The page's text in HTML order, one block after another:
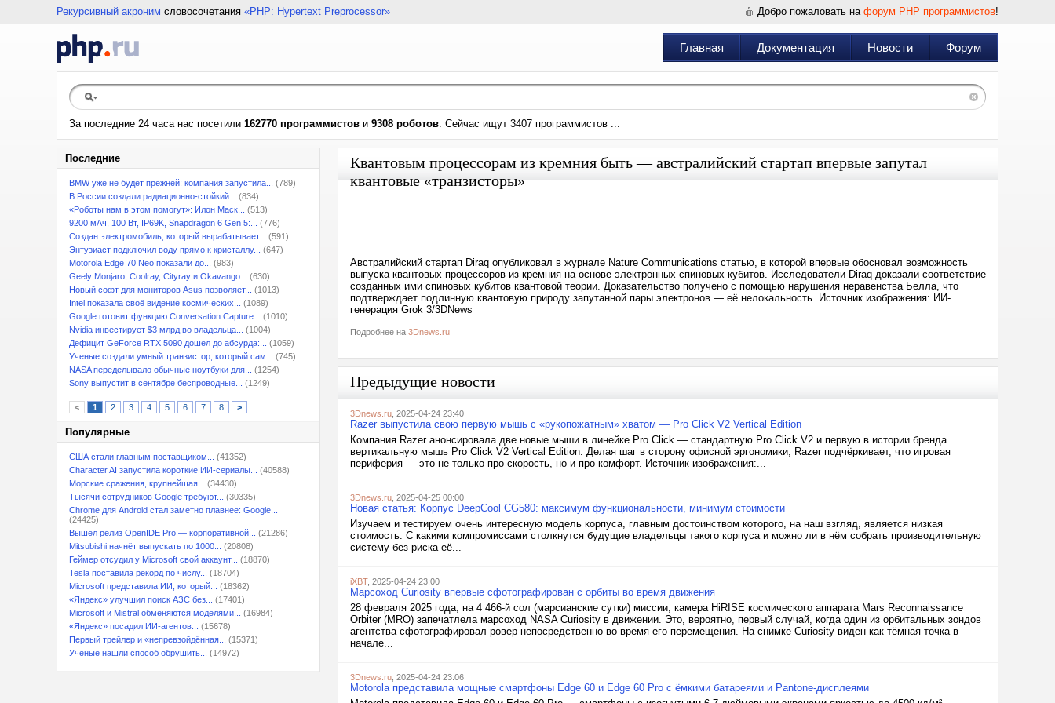
Рекурсивный акроним словосочетания «PHP: Hypertext Preprocessor» Добро пожаловать на форум PHP программистов!
Главная Документация Новости Форум
За последние 24 часа нас посетили 162770 программистов и 9308 роботов. Сейчас ищут 3407 программистов ...
Последние
BMW уже не будет прежней: компания запустила...
(789)
В России создали радиационно-стойкий...
(834)
«Роботы нам в этом помогут»: Илон Маск...
(513)
9200 мАч, 100 Вт, IP69K, Snapdragon 6 Gen 5:...
(776)
Создан электромобиль, который вырабатывает...
(591)
Энтузиаст подключил воду прямо к кристаллу...
(647)
Motorola Edge 70 Neo показали до...
(983)
Geely Monjaro, Coolray, Cityray и Okavango...
(630)
Новый софт для мониторов Asus позволяет...
(1013)
Intel показала своё видение космических...
(1089)
Google готовит функцию Conversation Capture...
(1010)
Nvidia инвестирует $3 млрд во владельца...
(1004)
Дефицит GeForce RTX 5090 дошел до абсурда:...
(1059)
Ученые создали умный транзистор, который сам...
(745)
NASA переделывало обычные ноутбуки для...
(1254)
Sony выпустит в сентябре беспроводные...
(1249)
< 1 2 3 4 5 6 7 8 >
Популярные
США стали главным поставщиком...
(41352)
Character.AI запустила короткие ИИ-сериалы...
(40588)
Морские сражения, крупнейшая...
(34430)
Тысячи сотрудников Google требуют...
(30335)
Chrome для Android стал заметно плавнее: Google...
(24425)
Вышел релиз OpenIDE Pro — корпоративной...
(21286)
Mitsubishi начнёт выпускать по 1000...
(20808)
Геймер отсудил у Microsoft свой аккаунт...
(18870)
Tesla поставила рекорд по числу...
(18704)
Microsoft представила ИИ, который...
(18362)
«Яндекс» улучшил поиск АЗС без...
(17401)
Microsoft и Mistral обменяются моделями...
(16984)
«Яндекс» посадил ИИ-агентов...
(15678)
Первый трейлер и «непревзойдённая...
(15371)
Учёные нашли способ обрушить...
(14972)
Квантовым процессорам из кремния быть — австралийский стартап впервые запутал
квантовые «транзисторы»
Австралийский стартап Diraq опубликовал в журнале Nature Communications статью, в которой впервые обосновал возможность
выпуска квантовых процессоров из кремния на основе электронных спиновых кубитов. Исследователи Diraq доказали соответствие
созданных ими спиновых кубитов квантовой теории. Доказательство получено с помощью нарушения неравенства Белла, что
подтверждает подлинную квантовую природу запутанной пары электронов — её нелокальность. Источник изображения: ИИ-
генерация Grok 3/3DNews
Подробнее на 3Dnews.ru
Предыдущие новости
3Dnews.ru , 2025-04-24 23:40
Razer выпустила свою первую мышь с «рукопожатным» хватом — Pro Click V2 Vertical Edition
Компания Razer анонсировала две новые мыши в линейке Pro Click — стандартную Pro Click V2 и первую в истории бренда
вертикальную мышь Pro Click V2 Vertical Edition. Делая шаг в сторону офисной эргономики, Razer подчёркивает, что игровая
периферия — это не только про скорость, но и про комфорт. Источник изображения:...
3Dnews.ru , 2025-04-25 00:00
Новая статья: Корпус DeepCool CG580: максимум функциональности, минимум стоимости
Изучаем и тестируем очень интересную модель корпуса, главным достоинством которого, на наш взгляд, является низкая
стоимость. С какими компромиссами столкнутся будущие владельцы такого корпуса и можно ли в нём собрать производительную
систему без риска её...
iXBT, 2025-04-24 23:00
Марсоход Curiosity впервые сфотографирован с орбиты во время движения
28 февраля 2025 года, на 4 466-й сол (марсианские сутки) миссии, камера HiRISE космического аппарата Mars Reconnaissance
Orbiter (MRO) запечатлела марсоход NASA Curiosity в движении. Это, вероятно, первый случай, когда один из орбитальных зондов
агентства сфотографировал ровер непосредственно во время его перемещения. На снимке Curiosity виден как тёмная точка в
начале...
3Dnews.ru , 2025-04-24 23:06
Motorola представила мощные смартфоны Edge 60 и Edge 60 Pro с ёмкими батареями и Pantone-дисплеями